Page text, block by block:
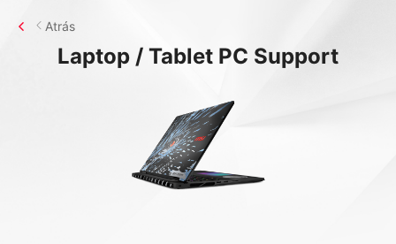
Laptop / Tablet PC Support
Atrás